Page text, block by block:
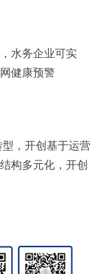
水务企业可实
健康预警
型，开创基于运营
构多元化，开创